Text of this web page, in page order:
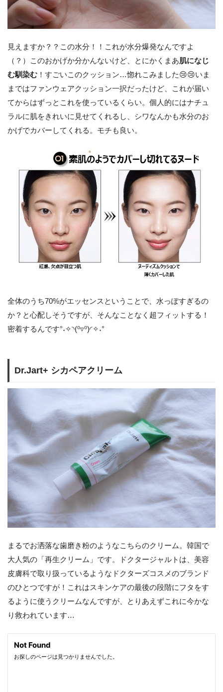
見えますか？？この水分！！これが水分爆発なんですよ
（？）このおかげか分かんないけど、とにかくまあ肌になじ
む馴染む ！すごいこのクッション…惚れこみました😢😢いま
まではファンウェアクッション一択だったけど、これが届い
てからはずっとこれを使っているくらい。個人的にはナチュ
ラルに肌をきれいに見せてくれるし、シワなんかも水分のお
かげでカバーしてくれる。モチも良い。
全体のうち70%がエッセンスということで、水っぽすぎるの
か？と心配しそうですが、そんなことなく超フィットする！
密着するんです°˖✧◝(⁰▿⁰)◜✧˖°
Dr.Jart+ シカペアクリーム
まるでお洒落な歯磨き粉のようなこちらのクリーム。韓国で
大人気の「再生クリーム」です。ドクタージャルトは、美容
皮膚科で取り扱っているようなドクターズコスメのブランド
のひとつですが！これはスキンケアの最後の段階にフタをす
るように使うクリームなんですが、とりあえずこれに今かな
り救われています…